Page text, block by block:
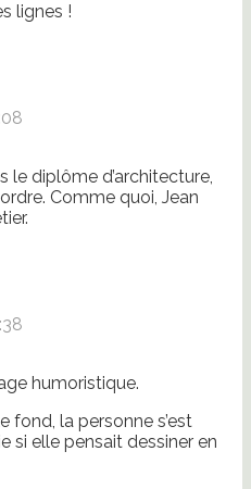
lignes !
le diplôme d’architecture,
Comme quoi, Jean
humoristique.
fond, la personne s’est
si elle pensait dessiner en